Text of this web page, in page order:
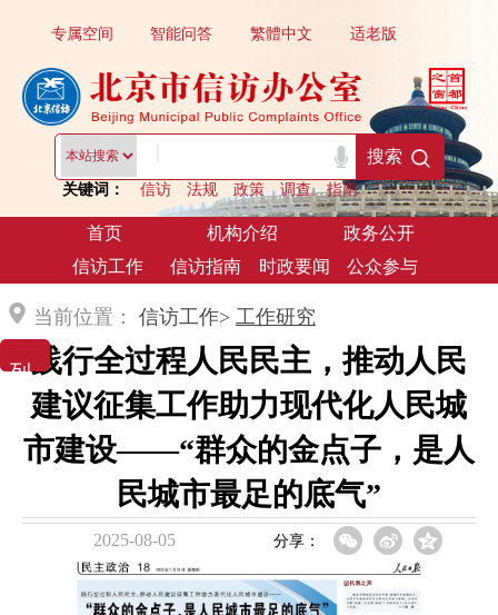
关键词： 信访 法规 政策 调查 指南
搜索
繁體中文
专属空间 适老版
智能问答
首页 机构介绍
政务公开
信访工作
信访指南 时政要闻 公众参与
当前位置： 信访工作> 工作研究
践行全过程人民民主，推动人民
建议征集工作助力现代化人民城
市建设——“群众的金点子，是人
民城市最足的底气”
2025-08-05 分享：